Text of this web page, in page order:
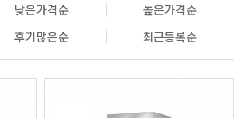
낮은가격순
높은가격순
후기많은순 최근등록순